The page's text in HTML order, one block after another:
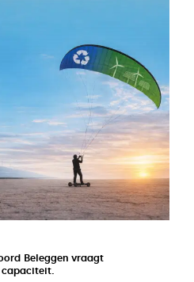
Beleggen vraagt
capaciteit.